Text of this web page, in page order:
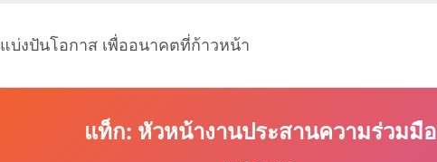
แบ่งปันโอกาส เพื่ออนาคตที่ก้าวหน้า
แท็ก: หัวหน้างานประสานความร่วมมือ